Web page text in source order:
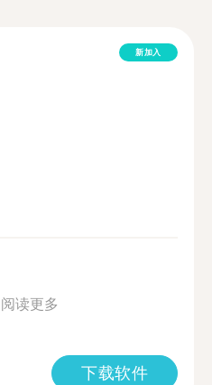
新加入
阅读更多
下载软件